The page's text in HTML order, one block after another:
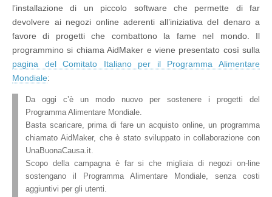
l’installazione di un piccolo software che permette di far
devolvere ai negozi online aderenti all’iniziativa del denaro a
favore di progetti che combattono la fame nel mondo. Il
programmino si chiama AidMaker e viene presentato così sulla
pagina del Comitato Italiano per il Programma Alimentare
Mondiale:
Da oggi c’è un modo nuovo per sostenere i progetti del
Programma Alimentare Mondiale.
Basta scaricare, prima di fare un acquisto online, un programma
chiamato AidMaker, che è stato sviluppato in collaborazione con
UnaBuonaCausa.it.
Scopo della campagna è far si che migliaia di negozi on-line
sostengano il Programma Alimentare Mondiale, senza costi
aggiuntivi per gli utenti.